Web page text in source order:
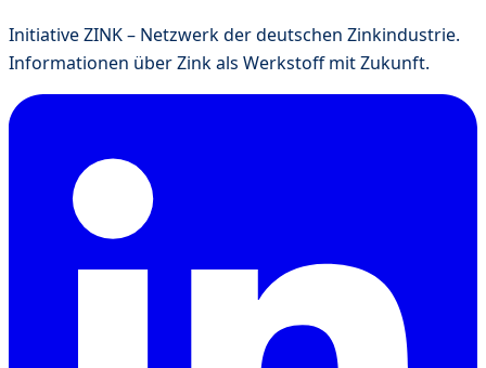
Initiative ZINK – Netzwerk der deutschen Zinkindustrie.
Informationen über Zink als Werkstoff mit Zukunft.